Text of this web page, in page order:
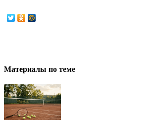
Материалы по теме